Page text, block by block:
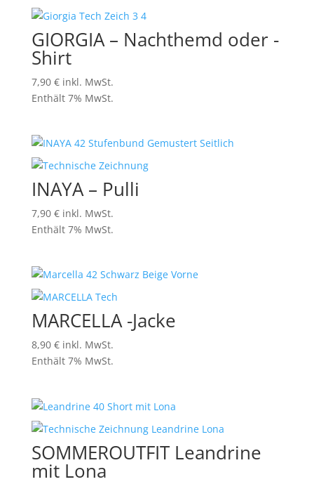
GIORGIA – Nachthemd oder -
Shirt
7,90 € inkl. MwSt.
Enthält 7% MwSt.
INAYA – Pulli
7,90 € inkl. MwSt.
Enthält 7% MwSt.
MARCELLA -Jacke
8,90 € inkl. MwSt.
Enthält 7% MwSt.
SOMMEROUTFIT Leandrine
mit Lona